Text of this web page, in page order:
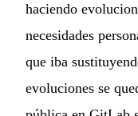
haciendo
necesidades
que iba
evoluciones se